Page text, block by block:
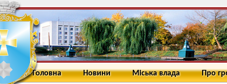
Головна Новини Міська влада Про